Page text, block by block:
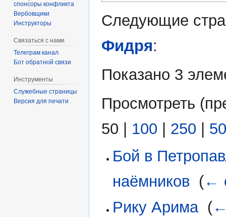
Следующие
Фидря:
Показано 3
Просмотреть (
50 | 100 | 250 |
Бой в
наёмников (←
Рику Арима‎ (
спонсоры конфликта
‏‎Вербовщики
Инструкторы
Связаться с нами
Телеграм канал
Бот обратной связи
Инструменты
Служебные страницы
Версия для печати